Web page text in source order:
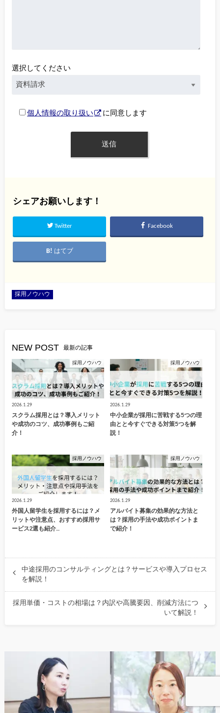
選択してください
個人情報の取り扱い に同意します
シェアお願いします！
Twitter Facebook
はてブ
採用ノウハウ
NEW POST 最新の記事
採用ノウハウ
2026.1.29
スクラム採用とは？導入メリット
や成功のコツ、成功事例もご紹
介！
採用ノウハウ
2026.1.29
中小企業が採用に苦戦する5つの理
由とと今すぐできる対策5つを解
説！
採用ノウハウ
2026.1.29
外国人留学生を採用するには？メ
リットや注意点、おすすめ採用サ
ービス2選も紹介…
採用ノウハウ
2026.1.29
アルバイト募集の効果的な方法と
は？採用の手法や成功ポイントま
で紹介！
中途採用のコンサルティングとは？サービスや導入プロセス
を解説！
採用単価・コストの相場は？内訳や高騰要因、削減方法につ
いて解説！